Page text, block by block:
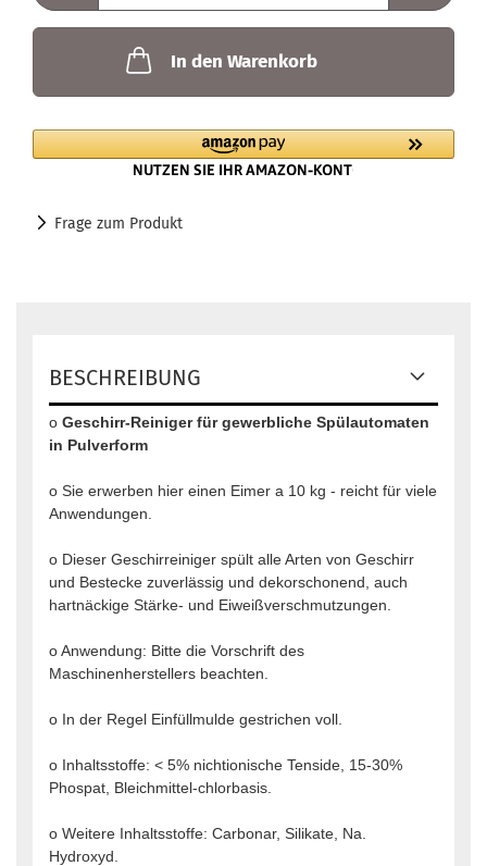
In den Warenkorb
Frage zum Produkt
BESCHREIBUNG
o Geschirr-Reiniger für gewerbliche Spülautomaten
in Pulverform
o Sie erwerben hier einen Eimer a 10 kg - reicht für viele
Anwendungen.
o Dieser Geschirreiniger spült alle Arten von Geschirr
und Bestecke zuverlässig und dekorschonend, auch
hartnäckige Stärke- und Eiweißverschmutzungen.
o Anwendung: Bitte die Vorschrift des
Maschinenherstellers beachten.
o In der Regel Einfüllmulde gestrichen voll.
o Inhaltsstoffe: < 5% nichtionische Tenside, 15-30%
Phospat, Bleichmittel-chlorbasis.
o Weitere Inhaltsstoffe: Carbonar, Silikate, Na.
Hydroxyd.